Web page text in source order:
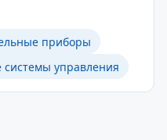
приборы
управления